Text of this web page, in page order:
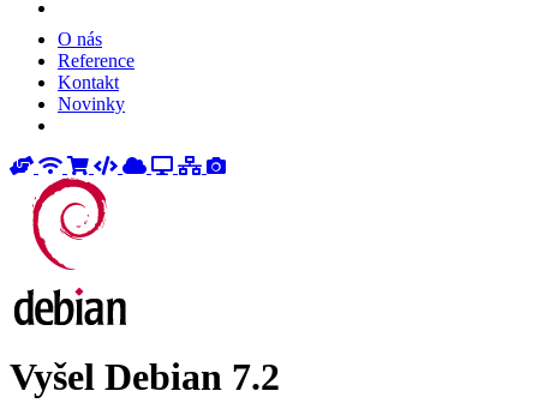
O nás
Reference
Kontakt
Novinky
Vyšel Debian 7.2